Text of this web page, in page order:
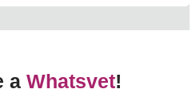
a Whatsvet!